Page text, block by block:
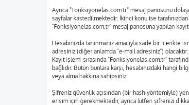
Ayrıca "Fonksiyonelas.com.tr" mesaj panosunu
sayfalar kastedilmektedir. İkinci konu ise
"Fonksiyonelas.com.tr" mesaj panosuna yapılan
Hesabınızda tanınmanız amacıyla sade bir
adresiniz (diğer anlamda "e-mail adresiniz")
Kayıt işlemi sırasında "Fonksiyonelas.com.tr"
bağlıdır. Bütün bunlara karşı, hesabınızdaki hangi
veya alma hakkına sahipsiniz.
Şifreniz güvenlik açısından (bir hash yöntemiyle)
erişim için gerekmektedir, ayrıca lütfen şifrenizi